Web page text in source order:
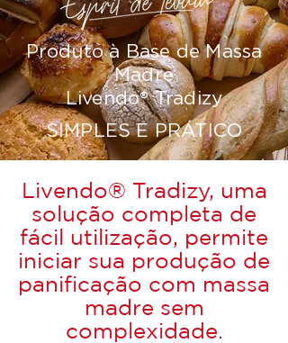
Produto à Base de Massa
Madre
Livendo® Tradizy
SIMPLES E PRÁTICO
Livendo® Tradizy, uma
solução completa de
fácil utilização, permite
iniciar sua produção de
panificação com massa
madre sem
complexidade.